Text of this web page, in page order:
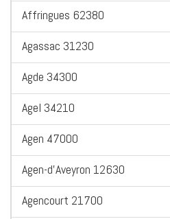
Affringues 62380
Agassac 31230
Agde 34300
Agel 34210
Agen 47000
Agen-d'Aveyron 12630
Agencourt 21700